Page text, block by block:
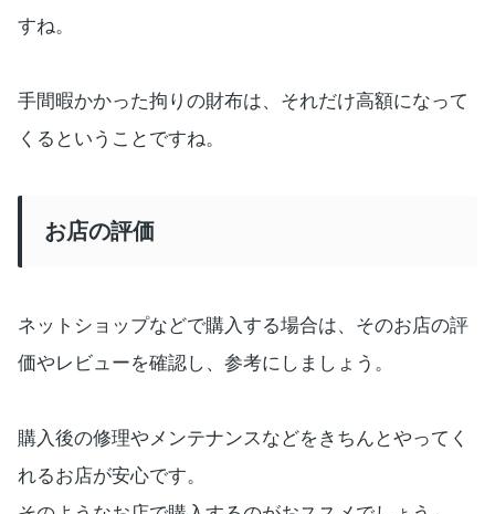
すね。
手間暇かかった拘りの財布は、それだけ高額になって
くるということですね。
お店の評価
ネットショップなどで購入する場合は、そのお店の評
価やレビューを確認し、参考にしましょう。
購入後の修理やメンテナンスなどをきちんとやってく
れるお店が安心です。